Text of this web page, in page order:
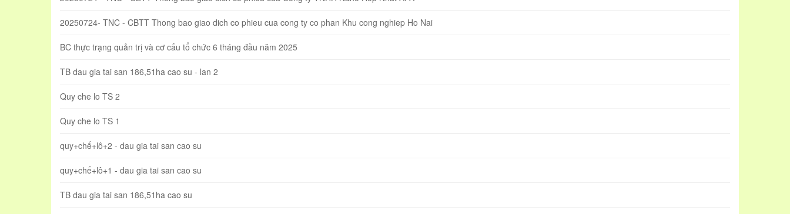
20250724- TNC - CBTT Thong bao giao dich co phieu cua cong ty co phan Khu cong nghiep Ho Nai
BC thực trạng quản trị và cơ cấu tổ chức 6 tháng đầu năm 2025
TB dau gia tai san 186,51ha cao su - lan 2
Quy che lo TS 2
Quy che lo TS 1
quy+chế+lô+2 - dau gia tai san cao su
quy+chế+lô+1 - dau gia tai san cao su
TB dau gia tai san 186,51ha cao su